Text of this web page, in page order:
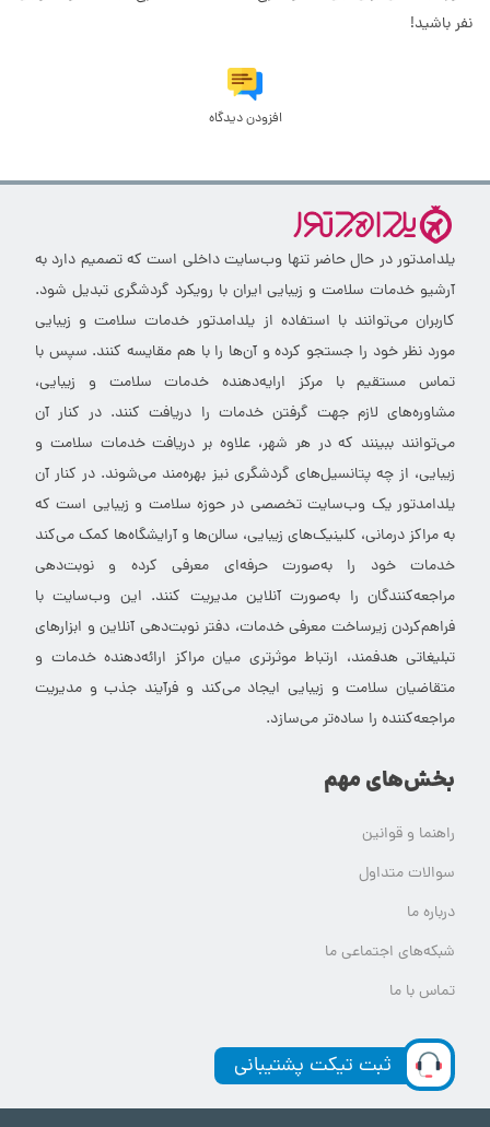
نفر باشید!
افزودن دیدگاه
یلدامدتور در حال حاضر تنها وب‌سایت داخلی است که تصمیم دارد به
آرشیو خدمات سلامت و زیبایی ایران با رویکرد گردشگری تبدیل شود.
کاربران می‌توانند با استفاده از یلدامدتور خدمات سلامت و زیبایی
مورد نظر خود را جستجو کرده و آن‌ها را با هم مقایسه کنند. سپس با
تماس مستقیم با مرکز ارایه‌دهنده خدمات سلامت و زیبایی،
مشاوره‌های لازم جهت گرفتن خدمات را دریافت کنند. در کنار آن
می‌توانند ببینند که در هر شهر، علاوه بر دریافت خدمات سلامت و
زیبایی، از چه پتانسیل‌های گردشگری نیز بهره‌مند می‌شوند. در کنار آن
یلدامدتور یک وب‌سایت تخصصی در حوزه سلامت و زیبایی است که
به مراکز درمانی، کلینیک‌های زیبایی، سالن‌ها و آرایشگاه‌ها کمک می‌کند
خدمات خود را به‌صورت حرفه‌ای معرفی کرده و نوبت‌دهی
مراجعه‌کنندگان را به‌صورت آنلاین مدیریت کنند. این وب‌سایت با
فراهم‌کردن زیرساخت معرفی خدمات، دفتر نوبت‌دهی آنلاین و ابزارهای
تبلیغاتی هدفمند، ارتباط موثرتری میان مراکز ارائه‌دهنده خدمات و
متقاضیان سلامت و زیبایی ایجاد می‌کند و فرآیند جذب و مدیریت
مراجعه‌کننده را ساده‌تر می‌سازد.
بخش‌های مهم
راهنما و قوانین
سوالات متداول
درباره ما
شبکه‌های اجتماعی ما
تماس با ما
ثبت تیکت پشتیبانی